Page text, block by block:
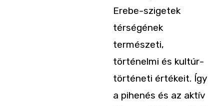
Erebe-szigetek
térségének
természeti,
történelmi és kultúr­­
történeti értékeit. Így
a pihenés és az aktív